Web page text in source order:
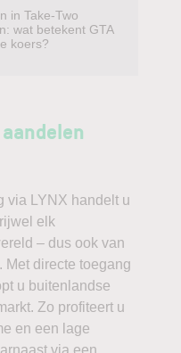
in Take-Two
wat betekent GTA
koers?
via LYNX handelt u
elk
– dus ook van
Met directe toegang
u buitenlandse
Zo profiteert u
en een lage
via een